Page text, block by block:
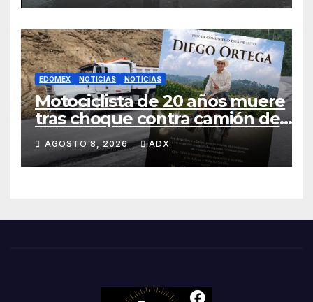
EDOMEX NOTICIAS NOTÍCIAS
Motociclista de 20 años muere
tras choque contra camión de
volteo en Zinacantepec su
nombre era Diego Ortega
AGOSTO 8, 2026 ADX